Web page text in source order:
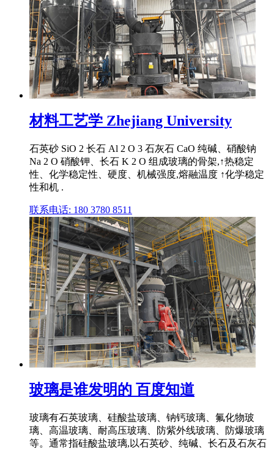
材料工艺学 Zhejiang University
石英砂 SiO 2 长石 Al 2 O 3 石灰石 CaO 纯碱、硝酸钠
Na 2 O 硝酸钾、长石 K 2 O 组成玻璃的骨架,↑热稳定
性、化学稳定性、硬度、机械强度,熔融温度 ↑化学稳定
性和机 .
联系电话: 180 3780 8511
玻璃是谁发明的 百度知道
玻璃有石英玻璃、硅酸盐玻璃、钠钙玻璃、氟化物玻
璃、高温玻璃、耐高压玻璃、防紫外线玻璃、防爆玻璃
等。通常指硅酸盐玻璃,以石英砂、纯碱、长石及石灰石